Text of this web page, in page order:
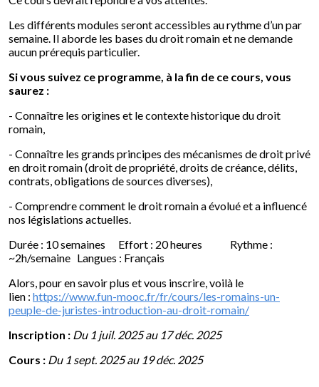
Les différents modules seront accessibles au rythme d’un par
semaine. Il aborde les bases du droit romain et ne demande
aucun prérequis particulier.
Si vous suivez ce programme, à la fin de ce cours, vous
saurez :
- Connaître les origines et le contexte historique du droit
romain,
- Connaître les grands principes des mécanismes de droit privé
en droit romain (droit de propriété, droits de créance, délits,
contrats, obligations de sources diverses),
- Comprendre comment le droit romain a évolué et a influencé
nos législations actuelles.
Durée : 10 semaines Effort : 20 heures Rythme :
~2h/semaine Langues : Français
Alors, pour en savoir plus et vous inscrire, voilà le
lien : https://www.fun-mooc.fr/fr/cours/les-romains-un-
peuple-de-juristes-introduction-au-droit-romain/
Inscription : Du 1 juil. 2025 au 17 déc. 2025
Cours : Du 1 sept. 2025 au 19 déc. 2025